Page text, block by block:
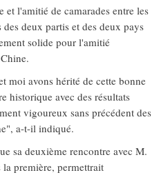
l'amitié de camarades entre les
deux partis et des deux pays
solide pour l'amitié
moi avons hérité de cette bonne
historique avec des résultats
vigoureux sans précédent des
a-t-il indiqué.
sa deuxième rencontre avec M.
première, permettrait